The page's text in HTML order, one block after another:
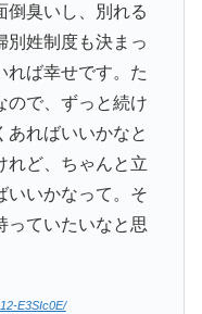
倒臭いし、別れる
別姓制度も決まっ
れば幸せです。た
ので、ずっと続け
あればいいかなと
れど、ちゃんと立
いいかなって。そ
っていたいなと思
E3SIc0E/